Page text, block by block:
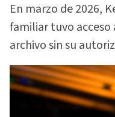
En marzo de 2026,
familiar tuvo
archivo sin su